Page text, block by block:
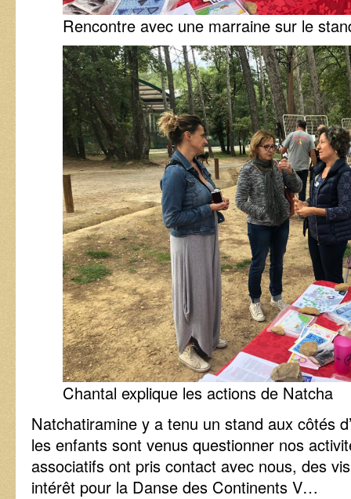
Rencontre avec une marraine sur le
Chantal explique les actions de Natcha
Natchatiramine y a tenu un stand aux côtés
les enfants sont venus questionner nos
associatifs ont pris contact avec nous, des
intérêt pour la Danse des Continents V…